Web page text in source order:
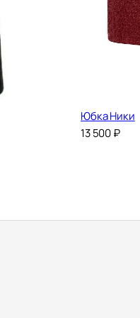
Юбка Ники
13 500₽